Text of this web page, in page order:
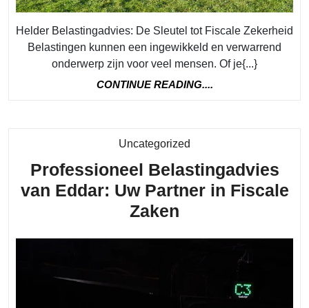
Helder Belastingadvies: De Sleutel tot Fiscale Zekerheid
Belastingen kunnen een ingewikkeld en verwarrend
onderwerp zijn voor veel mensen. Of je{...}
CONTINUE READING....
Uncategorized
Professioneel Belastingadvies
van Eddar: Uw Partner in Fiscale
Zaken